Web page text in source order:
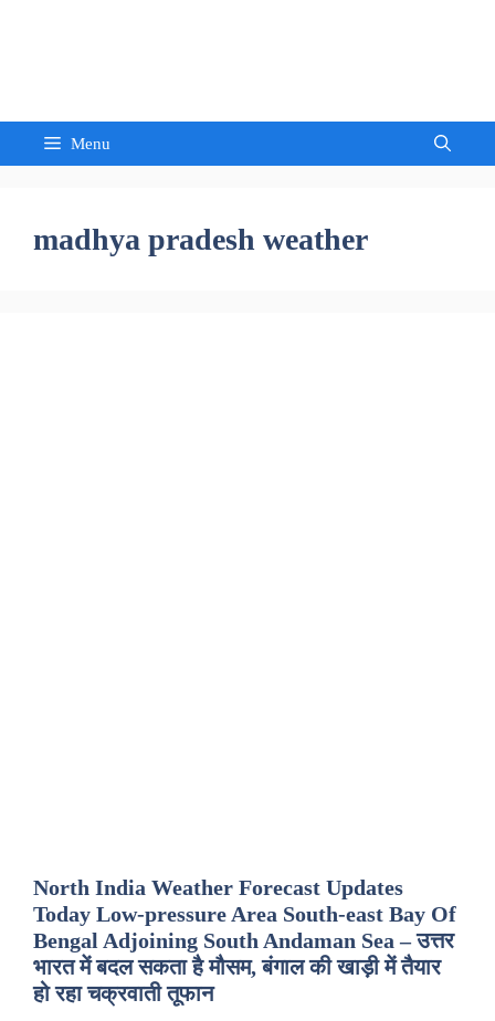
Menu
madhya pradesh weather
North India Weather Forecast Updates
Today Low-pressure Area South-east Bay Of
Bengal Adjoining South Andaman Sea – उत्तर
भारत में बदल सकता है मौसम, बंगाल की खाड़ी में तैयार
हो रहा चक्रवाती तूफान